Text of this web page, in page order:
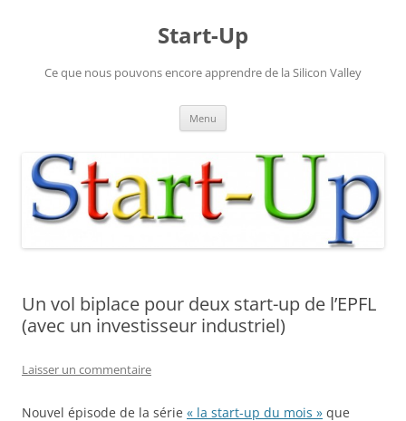
Start-Up
Ce que nous pouvons encore apprendre de la Silicon Valley
Menu
Un vol biplace pour deux start-up de l’EPFL
(avec un investisseur industriel)
Laisser un commentaire
Nouvel épisode de la série « la start-up du mois » que